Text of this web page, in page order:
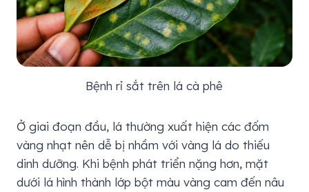
Bệnh rỉ sắt trên lá cà phê
Ở giai đoạn đầu, lá thường xuất hiện các đốm
vàng nhạt nên dễ bị nhầm với vàng lá do thiếu
dinh dưỡng. Khi bệnh phát triển nặng hơn, mặt
dưới lá hình thành lớp bột màu vàng cam đến nâu